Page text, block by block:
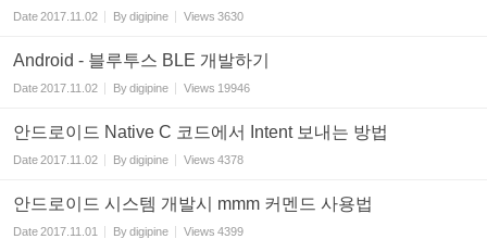
Date2017.11.02 Bydigipine Views 3630
Android - 블루투스 BLE 개발하기
Date2017.11.02 Bydigipine Views 19946
안드로이드 Native C 코드에서 Intent 보내는 방법
Date2017.11.02 Bydigipine Views 4378
안드로이드 시스템 개발시 mmm 커멘드 사용법
Date2017.11.01 Bydigipine Views 4399